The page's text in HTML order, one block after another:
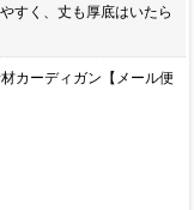
すく、丈も厚底はいたら
カーディガン【メール便